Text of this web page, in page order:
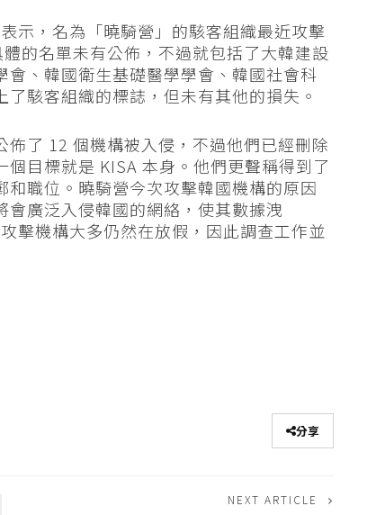
示，名為「曉騎營」的駭客組織最近攻擊
的名單未有公佈，不過就包括了大韓建設
、韓國衛生基礎醫學學會、韓國社會科
駭客組織的標誌，但未有其他的損失。
了 12 個機構被入侵，不過他們已經刪除
目標就是 KISA 本身。他們更聲稱得到了
職位。曉騎營今次攻擊韓國機構的原因
廣泛入侵韓國的網絡，使其數據洩
擊機構大多仍然在放假，因此調查工作並
分享
NEXT ARTICLE